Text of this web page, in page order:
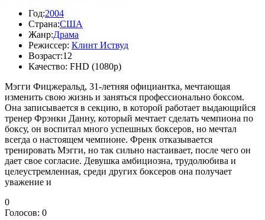
Год:2004
Страна:США
Жанр:Драма
Режиссер: Клинт Иствуд
Возраст:12
Качество: FHD (1080p)
Мэгги Фицжеральд, 31-летняя официантка, мечтающая
изменить свою жизнь и заняться профессионально боксом.
Она записывается в секцию, в которой работает выдающийся
тренер Фрэнки Данну, который мечтает сделать чемпиона по
боксу, он воспитал много успешных боксеров, но мечтал
всегда о настоящем чемпионе. Френк отказывается
тренировать Мэгги, но так сильно настаивает, после чего он
дает свое согласие. Девушка амбициозна, трудолюбива и
целеустремленная, среди других боксеров она получает
уважение и
0
Голосов: 0